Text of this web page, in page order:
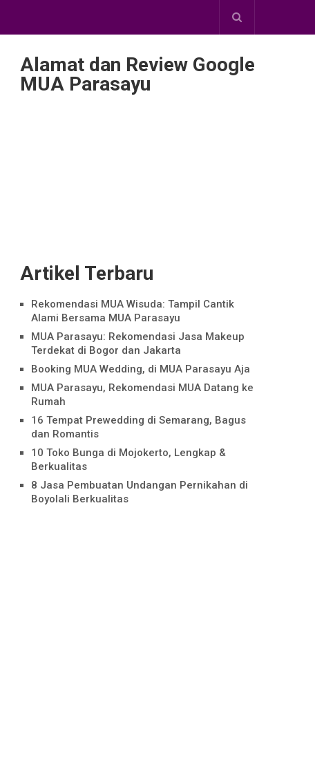
Alamat dan Review Google
MUA Parasayu
Artikel Terbaru
Rekomendasi MUA Wisuda: Tampil Cantik
Alami Bersama MUA Parasayu
MUA Parasayu: Rekomendasi Jasa Makeup
Terdekat di Bogor dan Jakarta
Booking MUA Wedding, di MUA Parasayu Aja
MUA Parasayu, Rekomendasi MUA Datang ke
Rumah
16 Tempat Prewedding di Semarang, Bagus
dan Romantis
10 Toko Bunga di Mojokerto, Lengkap &
Berkualitas
8 Jasa Pembuatan Undangan Pernikahan di
Boyolali Berkualitas